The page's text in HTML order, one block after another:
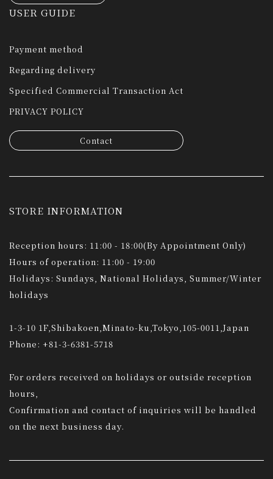
USER GUIDE
Payment method
Regarding delivery
Specified Commercial Transaction Act
PRIVACY POLICY
Contact
STORE INFORMATION
Reception hours: 11:00 - 18:00(By Appointment Only)
Hours of operation: 11:00 - 19:00
Holidays: Sundays, National Holidays, Summer/Winter
holidays
1-3-10 1F,Shibakoen,Minato-ku,Tokyo,105-0011,Japan
Phone: +81-3-6381-5718
For orders received on holidays or outside reception
hours,
Confirmation and contact of inquiries will be handled
on the next business day.